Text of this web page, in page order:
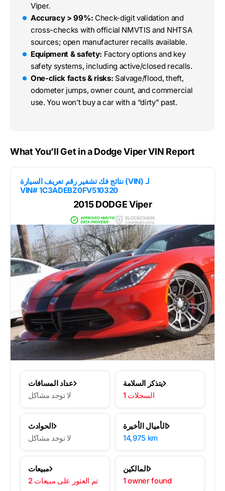
Viper.
Accuracy > 99%: Check-digit validation and
cross-checks with official NMVTIS and NHTSA
sources; open manufacturer recalls available.
Equipment & safety: Factory options and key
safety systems, including active/closed recalls.
One-click facts & risks: Salvage/flood, theft,
odometer jumps, owner count, and commercial
use. You won’t buy a car with a “dirty” past.
What You’ll Get in a Dodge Viper VIN Report
نتائج فك تشفير رقم تعريف السيارة (VIN) لـ
VIN# 1C3ADEBZ0FV510320
2015 DODGE Viper
عداد المسافات
لا توجد مشاكل
يتذكر السلامة
1 السجلات
الحوادث
لا توجد مشاكل
الأميال الأخيرة
14,975 km
مبيعات
2 تم العثور على مبيعات
المالكين
1 owner found